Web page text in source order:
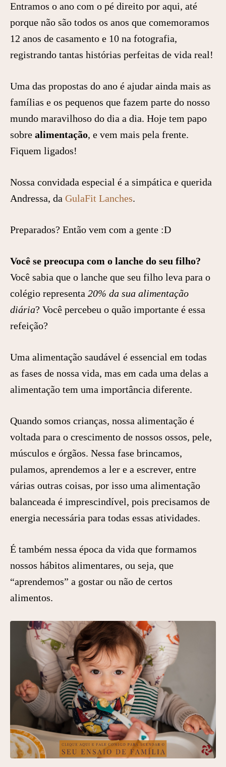
Entramos o ano com o pé direito por aqui, até
porque não são todos os anos que comemoramos
12 anos de casamento e 10 na fotografia,
registrando tantas histórias perfeitas de vida real!
Uma das propostas do ano é ajudar ainda mais as
famílias e os pequenos que fazem parte do nosso
mundo maravilhoso do dia a dia. Hoje tem papo
sobre alimentação, e vem mais pela frente.
Fiquem ligados!
Nossa convidada especial é a simpática e querida
Andressa, da GulaFit Lanches.
Preparados? Então vem com a gente :D
Você se preocupa com o lanche do seu filho?
Você sabia que o lanche que seu filho leva para o
colégio representa 20% da sua alimentação
diária? Você percebeu o quão importante é essa
refeição?
Uma alimentação saudável é essencial em todas
as fases de nossa vida, mas em cada uma delas a
alimentação tem uma importância diferente.
Quando somos crianças, nossa alimentação é
voltada para o crescimento de nossos ossos, pele,
músculos e órgãos. Nessa fase brincamos,
pulamos, aprendemos a ler e a escrever, entre
várias outras coisas, por isso uma alimentação
balanceada é imprescindível, pois precisamos de
energia necessária para todas essas atividades.
É também nessa época da vida que formamos
nossos hábitos alimentares, ou seja, que
“aprendemos” a gostar ou não de certos
alimentos.